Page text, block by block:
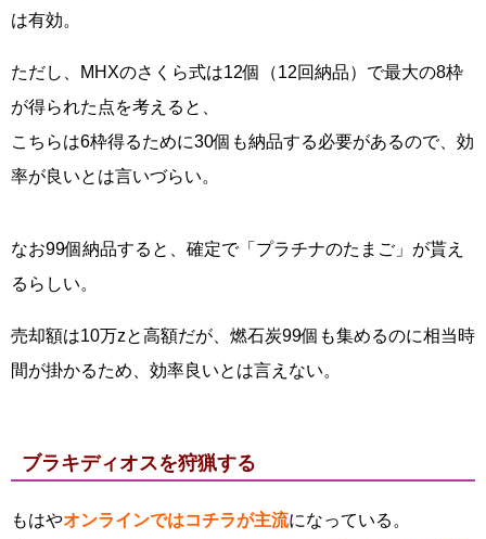
は有効。
ただし、MHXのさくら式は12個（12回納品）で最大の8枠
が得られた点を考えると、
こちらは6枠得るために30個も納品する必要があるので、効
率が良いとは言いづらい。
なお99個納品すると、確定で「プラチナのたまご」が貰え
るらしい。
売却額は10万zと高額だが、燃石炭99個も集めるのに相当時
間が掛かるため、効率良いとは言えない。
ブラキディオスを狩猟する
もはやオンラインではコチラが主流になっている。